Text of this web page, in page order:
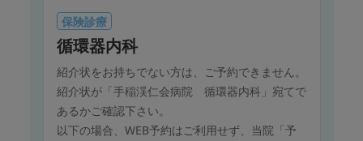
保険診療
循環器内科
紹介状をお持ちでない方は、ご予約できません。
紹介状が「手稲渓仁会病院 循環器内科」宛てで
あるかご確認下さい。
以下の場合、WEB予約はご利用せず、当院「予